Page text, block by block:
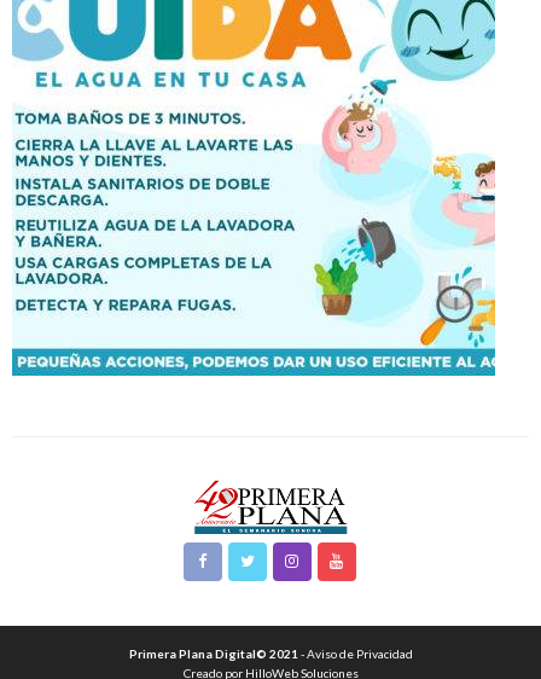
Primera Plana Digital© 2021 - Aviso de Privacidad
Creado por HilloWeb Soluciones